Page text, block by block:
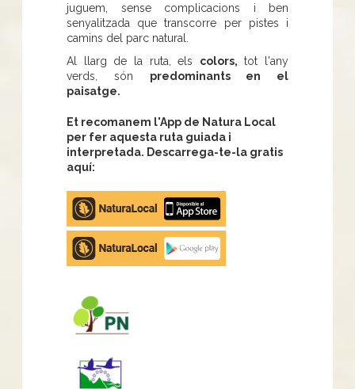
juguem, sense complicacions i ben
senyalitzada que transcorre per pistes i
camins del parc natural.
Al llarg de la ruta, els colors, tot l'any
verds, són predominants en el
paisatge.
Et recomanem l'App de Natura Local
per fer aquesta ruta guiada i
interpretada. Descarrega-te-la gratis
aquí:
Apple
store
Google
Play